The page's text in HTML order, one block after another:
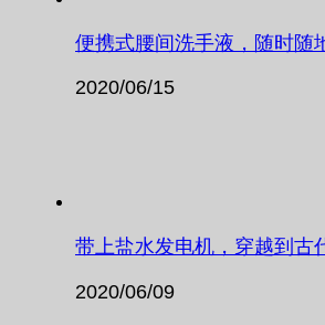
便携式腰间洗手液，随时随
2020/06/15
带上盐水发电机，穿越到古
2020/06/09